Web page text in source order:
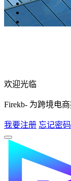
欢迎光临
Firekb- 为跨境电
我要注册 忘记密码